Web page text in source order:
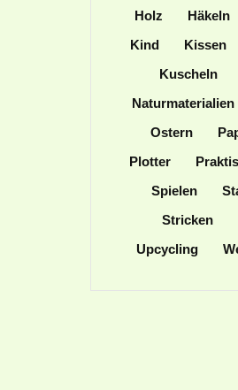
Holz
Häkeln
Kind
Kissen
Kuscheln
Naturmaterialien
Ostern
Plotter
Spielen
Stricken
Upcycling